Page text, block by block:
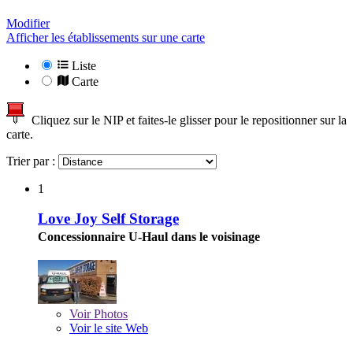
Modifier
Afficher les établissements sur une carte
Liste
Carte
Cliquez sur le NIP et faites-le glisser pour le repositionner sur la
carte.
Trier par :
1
Love Joy Self Storage
Concessionnaire U-Haul dans le voisinage
VoirPhotos
Voir le site Web